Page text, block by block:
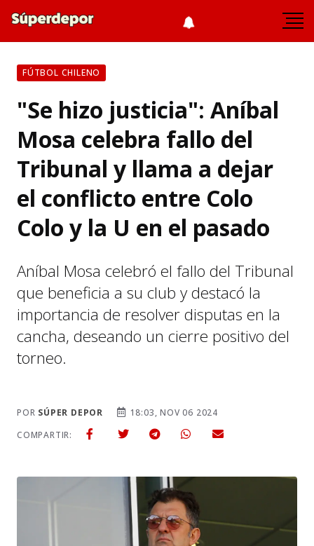
FÚTBOL CHILENO
"Se hizo justicia": Aníbal
Mosa celebra fallo del
Tribunal y llama a dejar
el conflicto entre Colo
Colo y la U en el pasado
Aníbal Mosa celebró el fallo del Tribunal
que beneficia a su club y destacó la
importancia de resolver disputas en la
cancha, deseando un cierre positivo del
torneo.
POR SÚPER DEPOR
18:03, NOV 06 2024
COMPARTIR: